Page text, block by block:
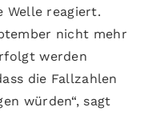
reagiert.
nicht mehr
werden
die Fallzahlen
würden“, sagt